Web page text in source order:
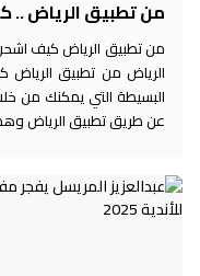
من تطبيق الرياض ..
من تطبيق الرياض كيف
الرياض من تطبيق
البسيطة التي يمكنك من
عن طريق تطبيق الرياض